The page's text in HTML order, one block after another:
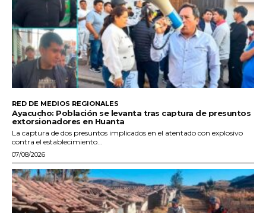
RED DE MEDIOS REGIONALES
Ayacucho: Población se levanta tras captura de presuntos
extorsionadores en Huanta
La captura de dos presuntos implicados en el atentado con explosivo
contra el establecimiento...
07/08/2026